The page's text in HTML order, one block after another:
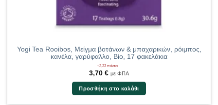
Yogi Tea Rooibos, Μείγμα βοτάνων & μπαχαρικών, ρόιμπος,
κανέλα, γαρύφαλλο, Bio, 17 φακελάκια
+3,33 πόντοι
3,70 € με ΦΠΑ
Προσθήκη στο καλάθι